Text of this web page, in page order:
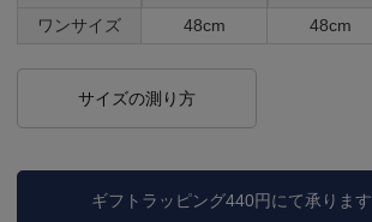
ワンサイズ
48cm 48cm
サイズの測り方
ギフトラッピング440円にて承ります